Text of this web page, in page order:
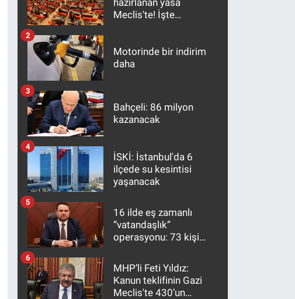
Meclis'te! İşte
Motorinde bir indirim
daha
2
Bahçeli: 86 milyon
kazanacak
3
İSKİ: İstanbul'da 6
ilçede su kesintisi
yaşanacak
4
16 ilde eş zamanlı
“vatandaşlık”
operasyonu: 73 kişi
5
MHP’li Feti Yıldız:
Kanun teklifinin Gazi
Meclis'te 430’un
6